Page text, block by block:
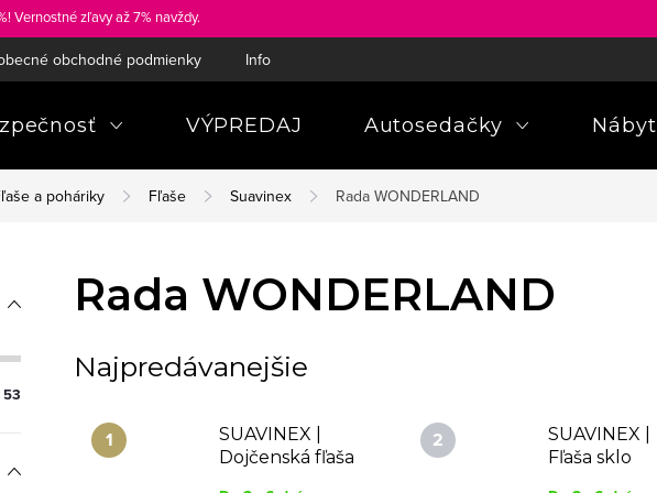
Vernostné zľavy až 7% navždy.
obchodné podmienky Informácie a poučenia pre spotrebiteľa
VÝPREDAJ Autosedačky
a poháriky Fľaše Suavinex Rada WONDERLAND
53
Rada WONDERLAND
Najpredávanejšie
SUAVINEX |
Dojčenská fľaša
SUAVINEX |
Fľaša sklo